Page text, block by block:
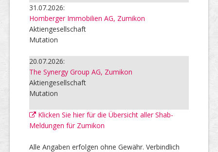
31.07.2026:
Homberger Immobilien AG, Zumikon
Aktiengesellschaft
Mutation
20.07.2026:
The Synergy Group AG, Zumikon
Aktiengesellschaft
Mutation
Klicken Sie hier für die Übersicht aller Shab-
Meldungen für Zumikon
Alle Angaben erfolgen ohne Gewähr. Verbindlich